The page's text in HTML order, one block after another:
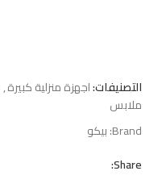
التصنيفات:اجهزة منزلية كبيرة,
ملابس
Brand: بيكو
Share: